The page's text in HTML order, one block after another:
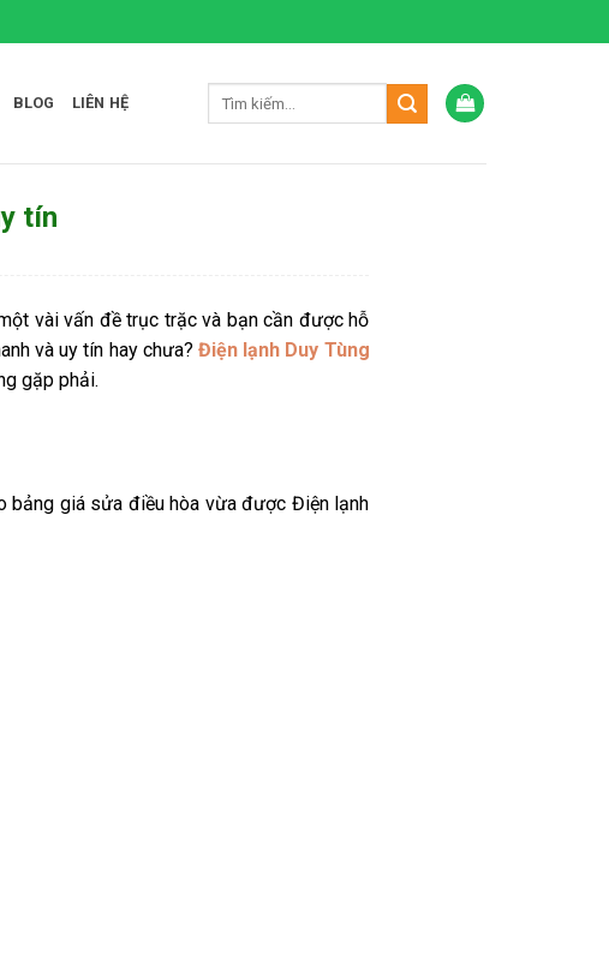
BLOG LIÊN HỆ
tín
vài vấn đề trục trặc và bạn cần được hỗ
và uy tín hay chưa? Điện lạnh Duy Tùng
gặp phải.
bảng giá sửa điều hòa vừa được Điện lạnh